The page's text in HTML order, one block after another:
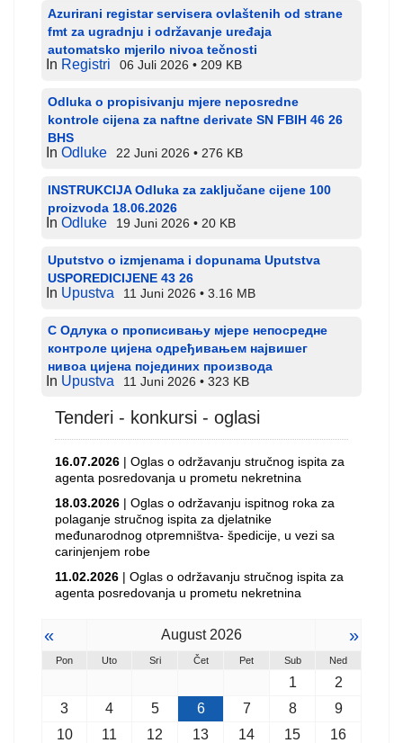
Azurirani registar servisera ovlaštenih od strane
fmt za ugradnju i održavanje uređaja
automatsko mjerilo nivoa tečnosti
In Registri 06 Juli 2026 209 KB
Odluka o propisivanju mjere neposredne
kontrole cijena za naftne derivate SN FBIH 46 26
BHS
In Odluke 22 Juni 2026 276 KB
INSTRUKCIJA Odluka za zaključane cijene 100
proizvoda 18.06.2026
In Odluke 19 Juni 2026 20 KB
Uputstvo o izmjenama i dopunama Uputstva
USPOREDICIJENE 43 26
In Upustva 11 Juni 2026 3.16 MB
С Одлука о прописивању мјере непосредне
контроле цијена одређивањем највишег
нивоа цијена појединих производа
In Upustva 11 Juni 2026 323 KB
Tenderi - konkursi - oglasi
16.07.2026 | Oglas o održavanju stručnog ispita za
agenta posredovanja u prometu nekretnina
18.03.2026 | Oglas o održavanju ispitnog roka za
polaganje stručnog ispita za djelatnike
međunarodnog otpremništva- špedicije, u vezi sa
carinjenjem robe
11.02.2026 | Oglas o održavanju stručnog ispita za
agenta posredovanja u prometu nekretnina
« August 2026 »
Pon Uto Sri Čet Pet Sub Ned
1
2
3
4 5 6 7 8
9
10
11 12 13 14 15
16